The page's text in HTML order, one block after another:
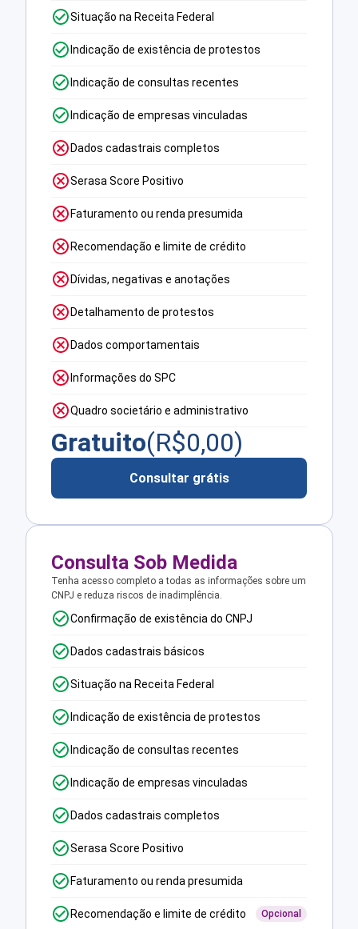
Situação na Receita Federal
Indicação de existência de protestos
Indicação de consultas recentes
Indicação de empresas vinculadas
Dados cadastrais completos
Serasa Score Positivo
Faturamento ou renda presumida
Recomendação e limite de crédito
Dívidas, negativas e anotações
Detalhamento de protestos
Dados comportamentais
Informações do SPC
Quadro societário e administrativo
Gratuito(R$0,00)
Consultar grátis
Consulta Sob Medida
Tenha acesso completo a todas as informações sobre um
CNPJ e reduza riscos de inadimplência.
Confirmação de existência do CNPJ
Dados cadastrais básicos
Situação na Receita Federal
Indicação de existência de protestos
Indicação de consultas recentes
Indicação de empresas vinculadas
Dados cadastrais completos
Serasa Score Positivo
Faturamento ou renda presumida
Recomendação e limite de crédito Opcional